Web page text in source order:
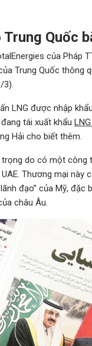
Quốc
của Pháp
Trung Quốc
3).
LNG được nhập
tái xuất khẩu
Hải cho biết thêm.
do có một công
Thương mại
đạo” của Mỹ,
châu Âu.